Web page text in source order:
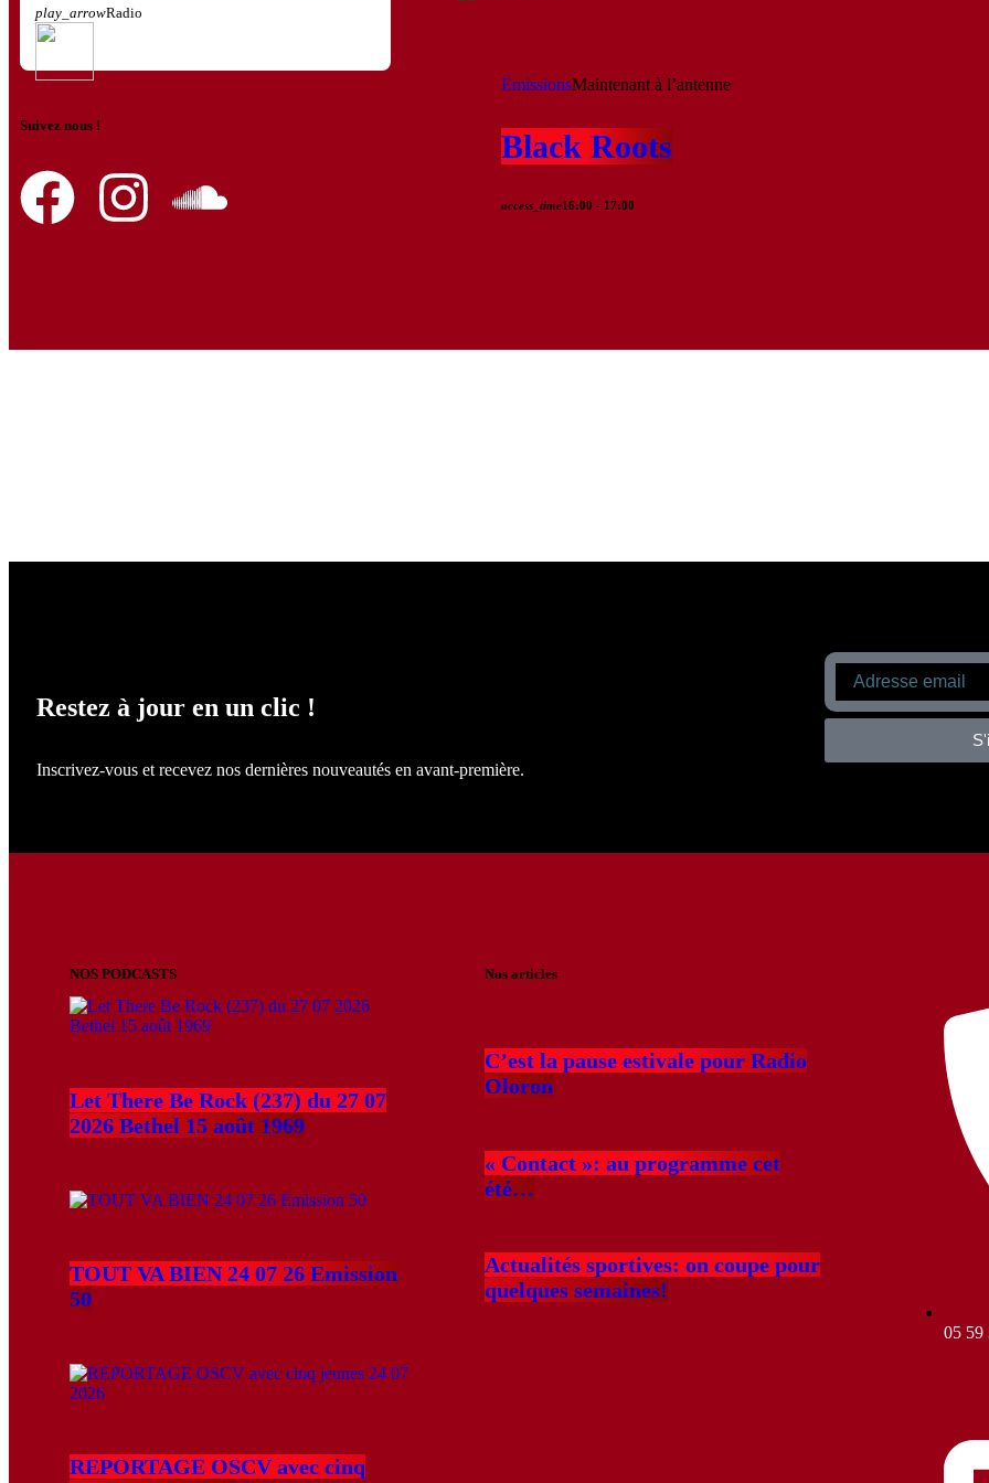
play_arrowRadio
Suivez nous !
EmissionsMaintenant à l’antenne
Black Roots
access_time16:00 - 17:00
Restez à jour en un clic !
Inscrivez-vous et recevez nos dernières nouveautés en avant-première.
NOS PODCASTS
Let There Be Rock (237) du 27 07
2026 Bethel 15 août 1969
TOUT VA BIEN 24 07 26 Emission
50
REPORTAGE OSCV avec cinq
Nos articles
C’est la pause estivale pour Radio
Oloron
« Contact »: au programme cet
été…
Actualités sportives: on coupe pour
quelques semaines!
05 59